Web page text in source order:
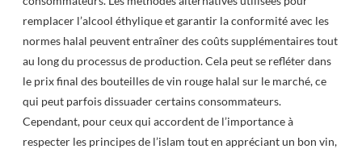
remplacer l’alcool éthylique et garantir la conformité avec les
normes halal peuvent entraîner des coûts supplémentaires tout
au long du processus de production. Cela peut se refléter dans
le prix final des bouteilles de vin rouge halal sur le marché, ce
qui peut parfois dissuader certains consommateurs.
Cependant, pour ceux qui accordent de l’importance à
respecter les principes de l’islam tout en appréciant un bon vin,